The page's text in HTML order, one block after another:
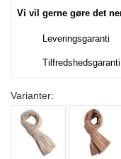
Vi vil gerne gøre det
Leveringsgaranti
Tilfredshedsgaranti
Varianter: